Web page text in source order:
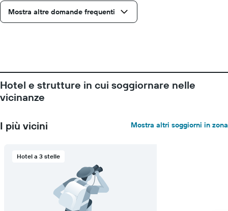
Il
grafico
indicare
il
prezzo
medio
una
Mostra altre domande frequenti
Hotel e strutture in cui soggiornare nelle
vicinanze
I più vicini Mostra altri soggiorni in zona
Hotel a 3 stelle